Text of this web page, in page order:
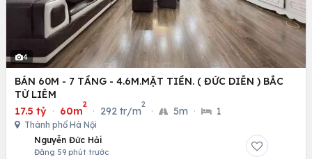
4
BÁN 60M - 7 TẦNG - 4.6M.MẶT TIỀN. ( ĐỨC DIỄN ) BẮC
TỪ LIÊM
17.5 tỷ · 60m
2
· 292 tr/m
2
· 5m · 1
Thành phố Hà Nội
Nguyễn Đức Hải
Đăng 59 phút trước